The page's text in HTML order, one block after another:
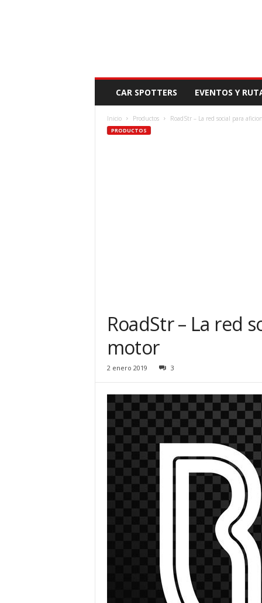
V
CAR SPOTTERS EVENTOS Y
Inicio Productos RoadStr – La red social para
PRODUCTOS
RoadStr – La red
motor
2 enero 2019 3